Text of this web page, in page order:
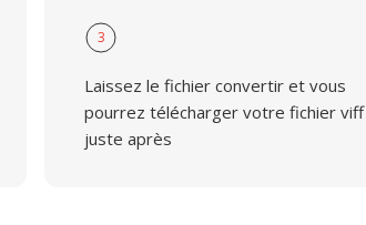
3
Laissez le fichier convertir et vous
pourrez télécharger votre fichier viff
juste après